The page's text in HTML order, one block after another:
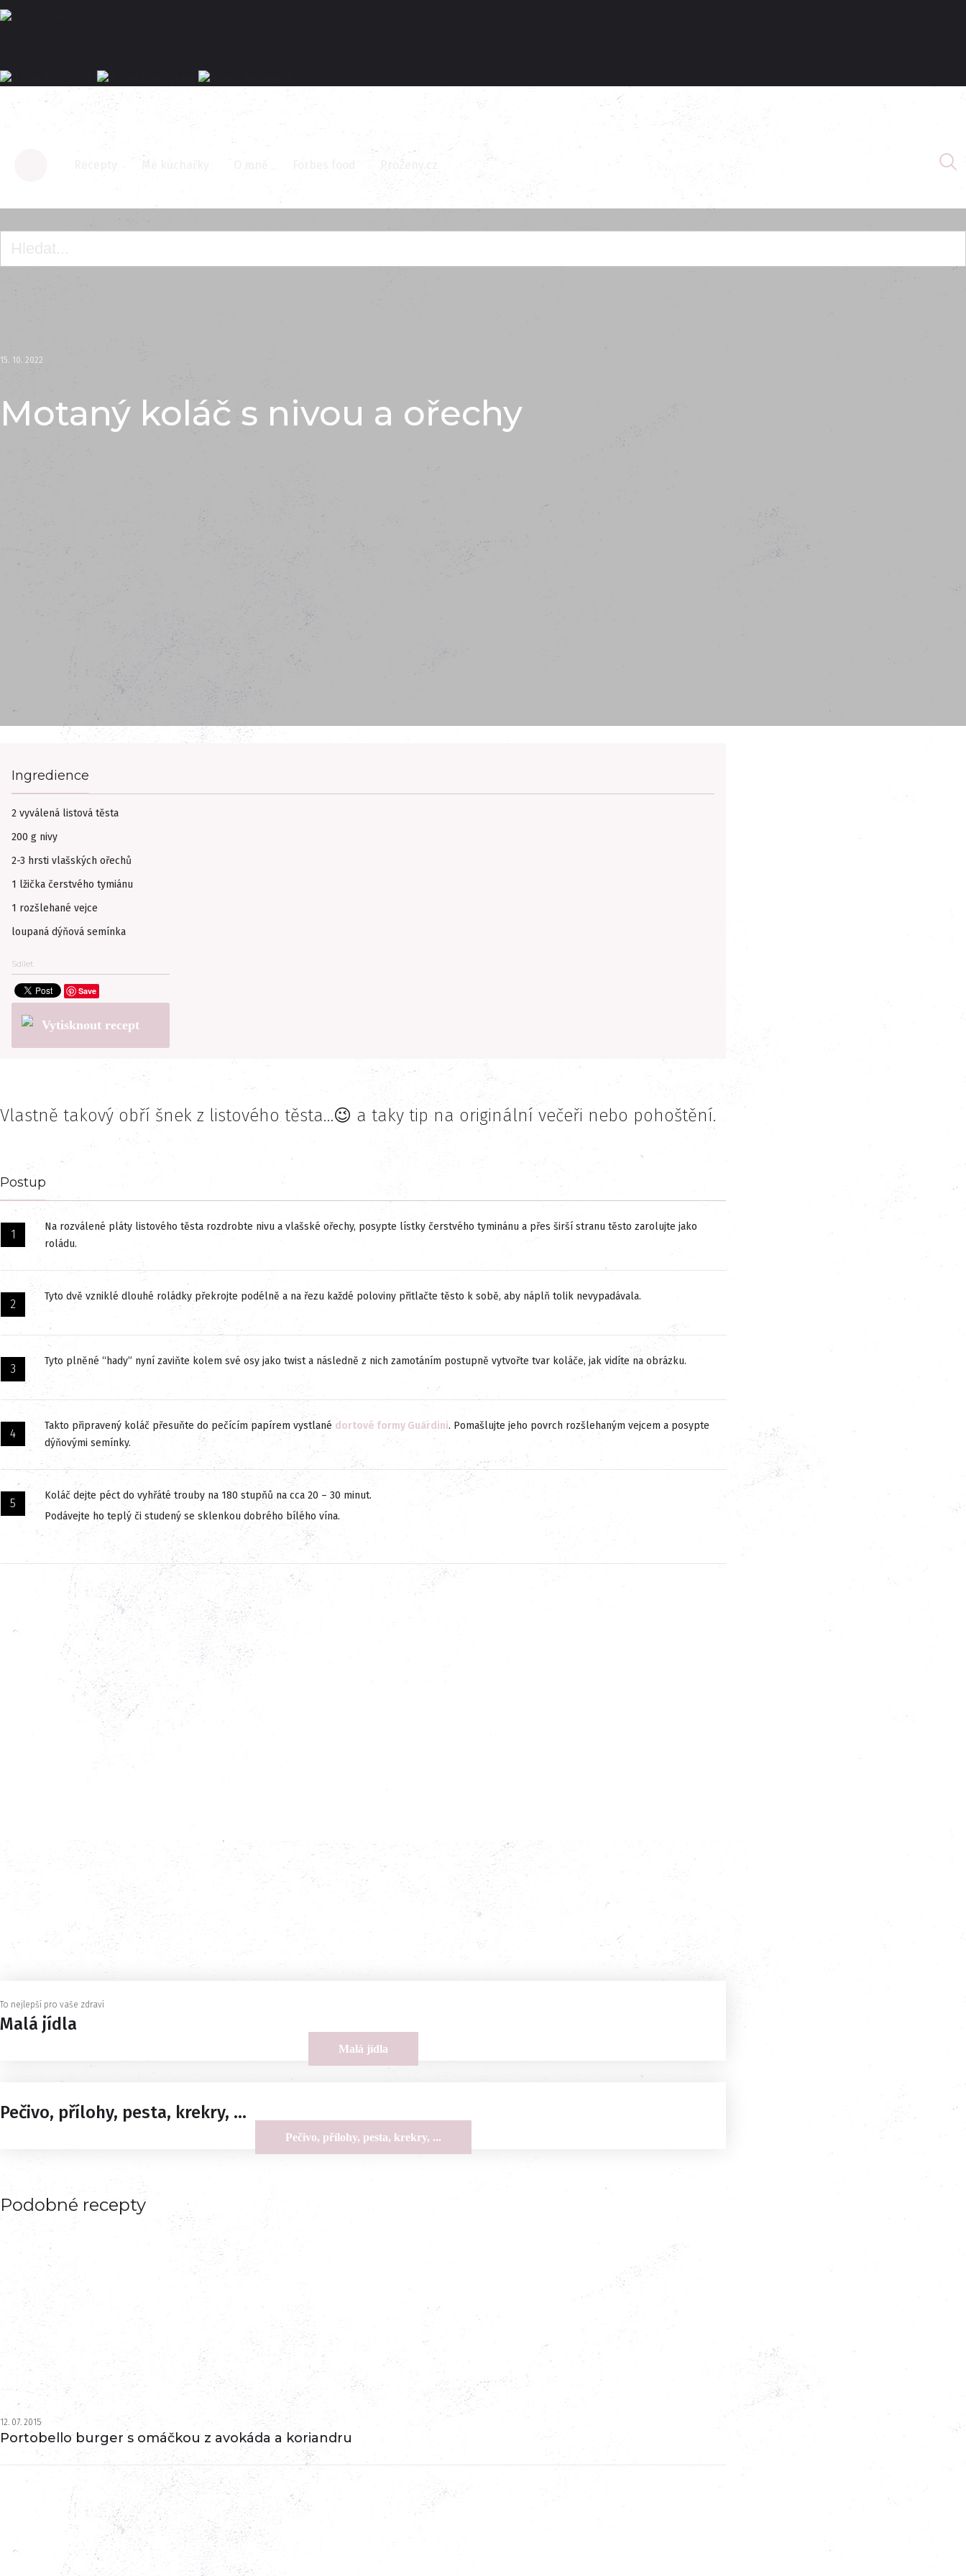
O mně ProŽeny.cz
15. 10. 2022
Motaný koláč s nivou a ořechy
Ingredience
2 vyválená listová těsta
200 g nivy
2-3 hrsti vlašských ořechů
1 lžička čerstvého tymiánu
1 rozšlehané vejce
loupaná dýňová semínka
Sdílet
Save
Vytisknout recept
Vlastně takový obří šnek z listového těsta…😉 a taky tip na originální večeři nebo pohoštění.
Postup
Na rozválené pláty listového těsta rozdrobte nivu a vlašské ořechy, posypte lístky čerstvého tyminánu a přes širší stranu těsto zarolujte jako
roládu.
Tyto dvě vzniklé dlouhé roládky překrojte podélně a na řezu každé poloviny přitlačte těsto k sobě, aby náplň tolik nevypadávala.
Tyto plněné “hady” nyní zaviňte kolem své osy jako twist a následně z nich zamotáním postupně vytvořte tvar koláče, jak vidíte na obrázku.
Takto připravený koláč přesuňte do pečícím papírem vystlané dortové formy Guardini. Pomašlujte jeho povrch rozšlehaným vejcem a posypte
dýňovými semínky.
Koláč dejte péct do vyhřáté trouby na 180 stupňů na cca 20 – 30 minut.
Podávejte ho teplý či studený se sklenkou dobrého bílého vína.
To nejlepší pro vaše zdraví
Malá jídla
Malá jídla
Pečivo, přílohy, pesta, krekry, ...
Pečivo, přílohy, pesta, krekry, ...
Podobné recepty
12. 07. 2015
Portobello burger s omáčkou z avokáda a koriandru